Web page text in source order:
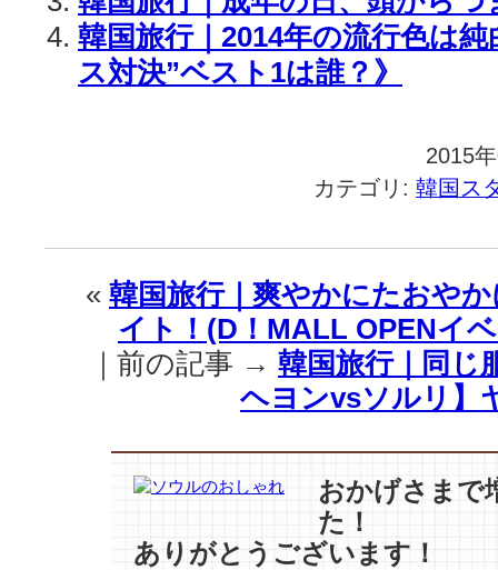
韓国旅行｜2014年の流行色は
ス対決”ベスト1は誰？》
2015
カテゴリ: 韓国ス
« 韓国旅行｜爽やかにたおや
イト！(D！MALL OPENイ
｜前の記事 → 韓国旅行｜同じ
ヘヨンvsソルリ】
おかげさまで
た！
ありがとうございます！